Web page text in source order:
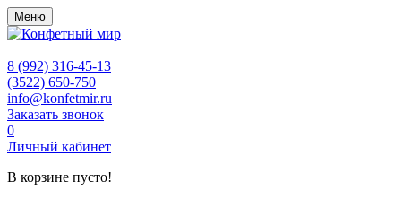
Меню
8 (992) 316-45-13
(3522) 650-750
info@konfetmir.ru
Заказать звонок
0
Личный кабинет
В корзине пусто!